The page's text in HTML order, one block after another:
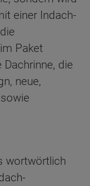
einer Indach-
Paket
die
neue,
wortwörtlich